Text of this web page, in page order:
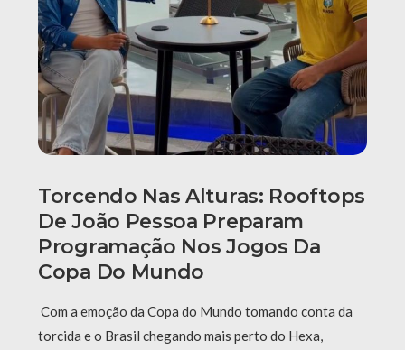
Torcendo Nas Alturas: Rooftops
De João Pessoa Preparam
Programação Nos Jogos Da
Copa Do Mundo
Com a emoção da Copa do Mundo tomando conta da
torcida e o Brasil chegando mais perto do Hexa,